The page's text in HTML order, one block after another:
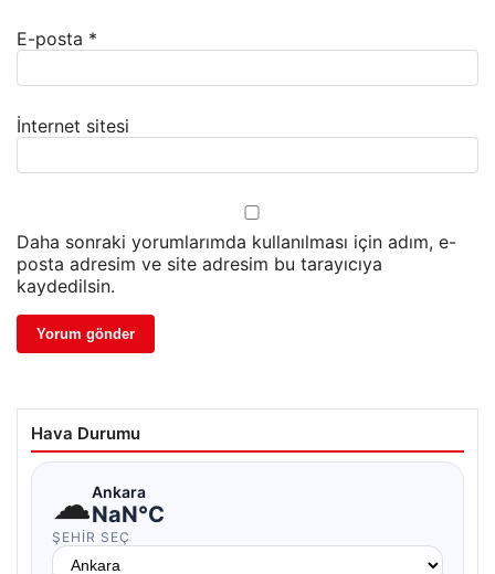
E-posta *
İnternet sitesi
Daha sonraki yorumlarımda kullanılması için adım, e-
posta adresim ve site adresim bu tarayıcıya
kaydedilsin.
Hava Durumu
☁Ankara
NaN°C
ŞEHIR SEÇ